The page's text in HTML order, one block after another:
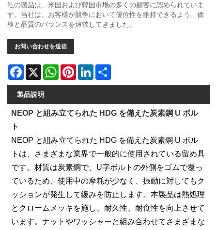
社の製品は、米国および韓国市場の多くの顧客に認められていま
す。当社は、お客様が競争において優位性を維持できるよう、価
格と品質のバランスを追求してきました。
お問い合わせを送信
Facebook
X WhatsAppPinterestLinkedIn
製品説明
NEOP と組み立てられた HDG を備えた炭素鋼 U ボル
ト
NEOP と組み立てられた HDG を備えた炭素鋼 U ボル
トは、さまざまな業界で一般的に使用されている留め具
です。材質は炭素鋼で、U字ボルトの外側をゴムで覆っ
ているため、使用中の摩耗が少なく、振動に対してもク
ッションが発生して緩みを防止します。本製品は熱処理
とクロームメッキを施し、耐久性、耐食性を向上させて
います。ナットやワッシャーと組み合わせてさまざまな